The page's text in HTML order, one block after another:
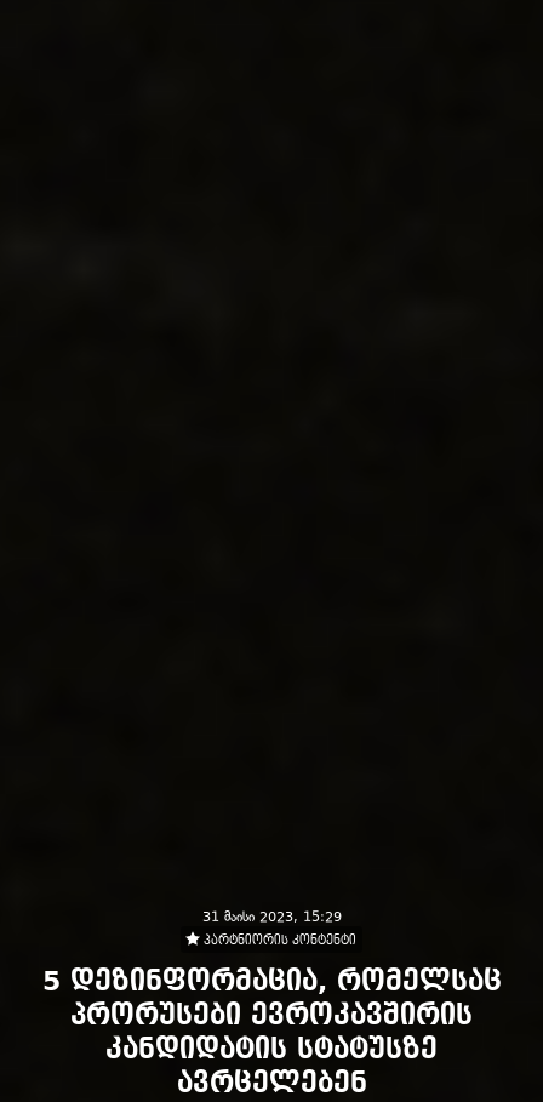
31 მაისი 2023, 15:29
პარტნიორის კონტენტი
5 დეზინფორმაცია, რომელსაც
პრორუსები ევროკავშირის
კანდიდატის სტატუსზე
ავრცელებენ